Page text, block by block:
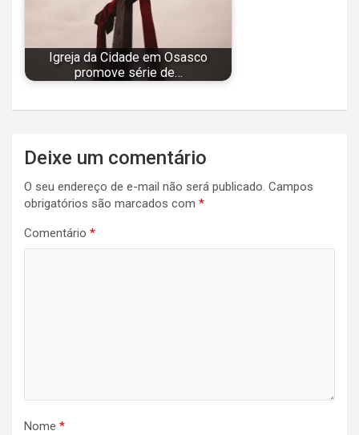
Igreja da Cidade em Osasco
promove série de…
Navegação
de
Post
Deixe um comentário
O seu endereço de e-mail não será publicado. Campos
obrigatórios são marcados com *
Comentário *
Nome *